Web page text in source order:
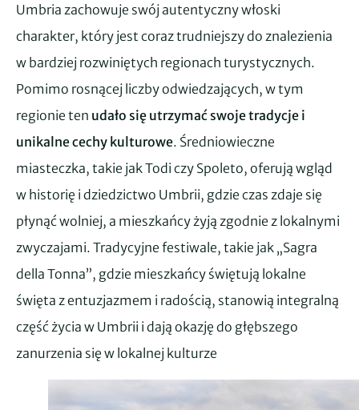
Umbria zachowuje swój autentyczny włoski
charakter, który jest coraz trudniejszy do znalezienia
w bardziej rozwiniętych regionach turystycznych.
Pomimo rosnącej liczby odwiedzających, w tym
regionie ten udało się utrzymać swoje tradycje i
unikalne cechy kulturowe. Średniowieczne
miasteczka, takie jak Todi czy Spoleto, oferują wgląd
w historię i dziedzictwo Umbrii, gdzie czas zdaje się
płynąć wolniej, a mieszkańcy żyją zgodnie z lokalnymi
zwyczajami. Tradycyjne festiwale, takie jak „Sagra
della Tonna”, gdzie mieszkańcy świętują lokalne
święta z entuzjazmem i radością, stanowią integralną
część życia w Umbrii i dają okazję do głębszego
zanurzenia się w lokalnej kulturze